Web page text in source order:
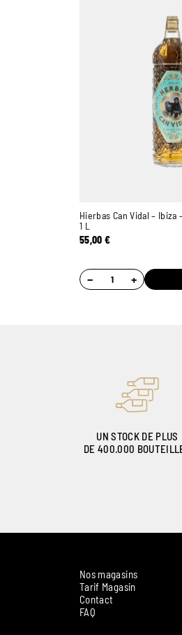
Hierbas Can Vidal – Ibiza
1 L
55,00€
− +
UN STOCK DE PLUS
DE 400.000
Nos magasins
Tarif Magasin
Contact
FAQ